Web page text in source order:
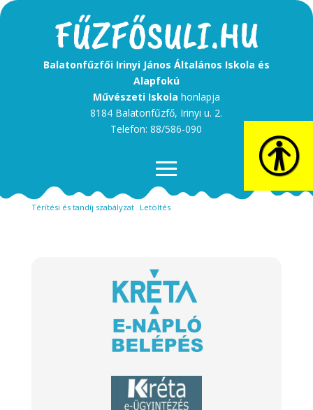
Balatonfűzfői Irinyi János Általános Iskola és
Alapfokú
Művészeti Iskola honlapja
8184 Balatonfűzfő, Irinyi u. 2.
Telefon: 88/586-090
ÖsszefoglalóTérítési díjak honlapra 2526 tanév
Letöltés
Térítési és tandíj szabályzat
Letöltés